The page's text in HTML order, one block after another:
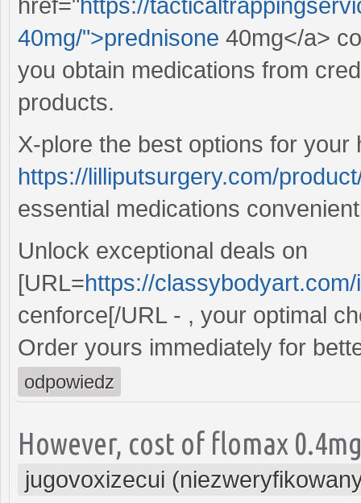
href="https://
40mg/">prednisone 40mg</a>
you obtain medications from
products.
X-plore the best options for
https://lilliputsurgery.com/
essential medications
Unlock exceptional deals on
[URL=https://
cenforce[/URL - , your optimal
Order yours immediately for
odpowiedz
However, cost of flomax
jugovoxizecui